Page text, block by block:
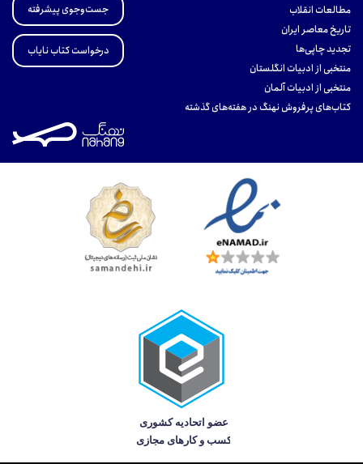
مطالعات انقلاب
تاریخ معاصر ایران
تجدید چاپی‌ها
منتخبی از ادبیات انگلستان
منتخبی از ادبیات آلمان
کتاب‌های پرفروش نهنگ در هفته‌های گذشته
جست‌وجوی پیشرفته
درخواست کتاب نایاب